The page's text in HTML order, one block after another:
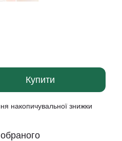
Купити
накопичувальної знижки